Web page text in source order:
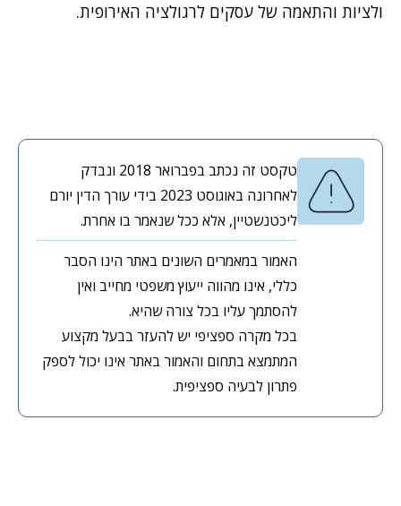
ולציות והתאמה של עסקים לרגולציה האירופית.
טקסט זה נכתב בפברואר 2018 ונבדק
לאחרונה באוגוסט 2023 בידי עורך הדין יורם
ליכטנשטיין, אלא ככל שנאמר בו אחרת.
האמור במאמרים השונים באתר הינו הסבר
כללי, אינו מהווה ייעוץ משפטי מחייב ואין
להסתמך עליו בכל צורה שהיא.
בכל מקרה ספציפי יש להעזר בבעל מקצוע
המתמצא בתחום והאמור באתר אינו יכול לספק
פתרון לבעיה ספציפית.